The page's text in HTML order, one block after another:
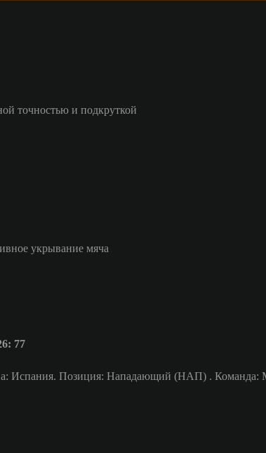
точностью и подкруткой
укрывание мяча
77
Испания. Позиция: Нападающий (НАП) . Команда: